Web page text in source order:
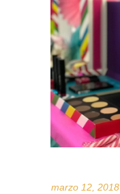
marzo 12, 2018